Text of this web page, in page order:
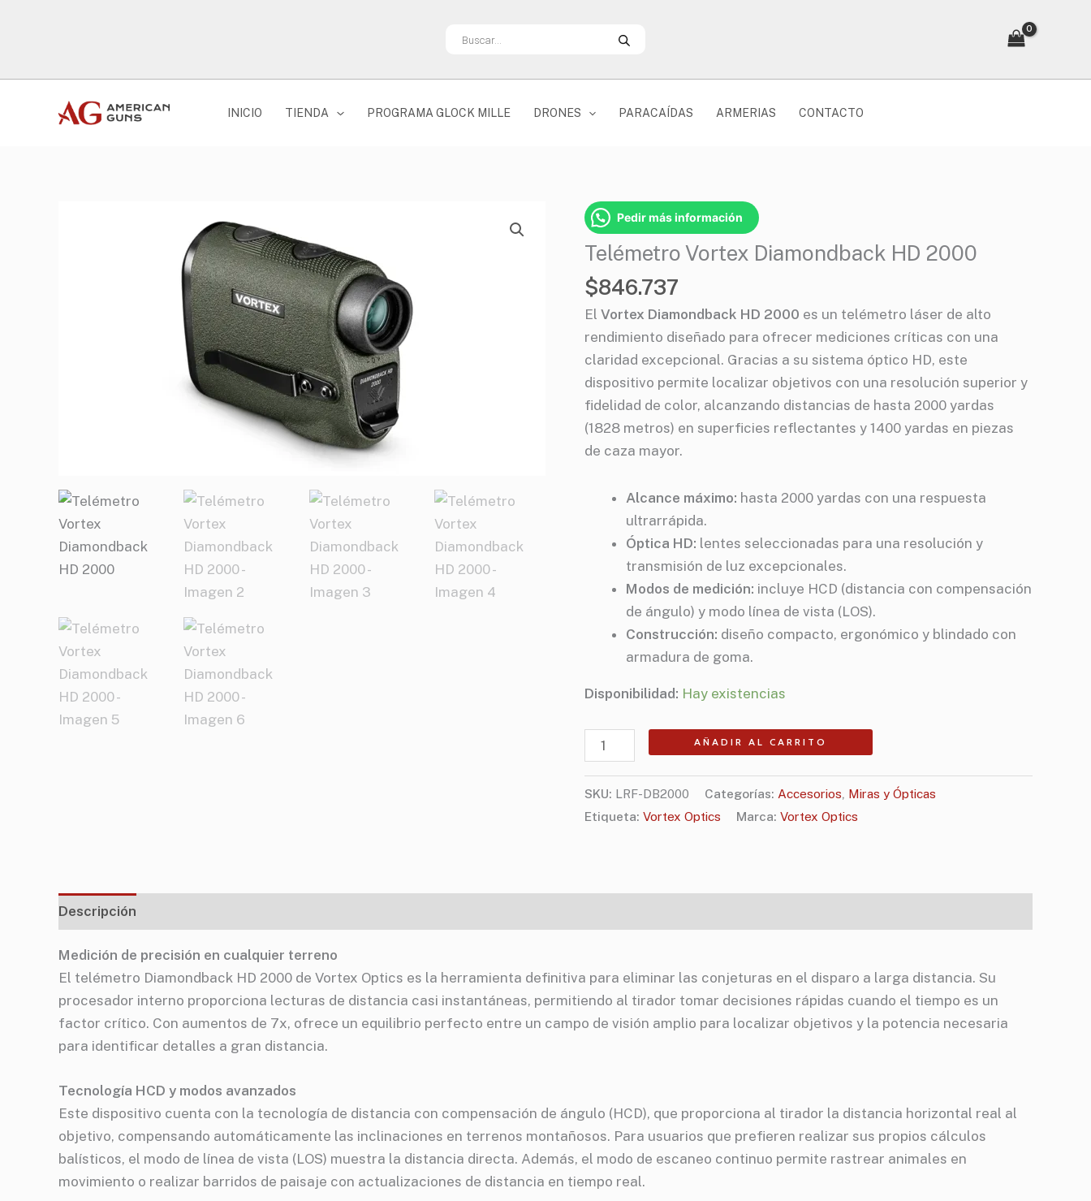
de
INICIO TIENDA PROGRAMA GLOCK MILLE DRONES PARACAÍDAS ARMERIAS CONTACTO
Pedir más información
Telémetro Vortex Diamondback HD 2000
$846.737
El Vortex Diamondback HD 2000 es un telémetro láser de alto
rendimiento diseñado para ofrecer mediciones críticas con una
claridad excepcional. Gracias a su sistema óptico HD, este
dispositivo permite localizar objetivos con una resolución superior y
fidelidad de color, alcanzando distancias de hasta 2000 yardas
(1828 metros) en superficies reflectantes y 1400 yardas en piezas
de caza mayor.
Alcance máximo: hasta 2000 yardas con una respuesta
ultrarrápida.
Óptica HD: lentes seleccionadas para una resolución y
transmisión de luz excepcionales.
Modos de medición: incluye HCD (distancia con compensación
de ángulo) y modo línea de vista (LOS).
Construcción: diseño compacto, ergonómico y blindado con
armadura de goma.
Disponibilidad: Hay existencias
Telémetro
Vortex
Diamondback
HD
2000
AÑADIR AL CARRITO
SKU: LRF-DB2000 Categorías: Accesorios, Miras y Ópticas
Etiqueta: Vortex Optics Marca: Vortex Optics
Descripción
Medición de precisión en cualquier terreno
El telémetro Diamondback HD 2000 de Vortex Optics es la herramienta definitiva para eliminar las conjeturas en el disparo a larga distancia. Su
procesador interno proporciona lecturas de distancia casi instantáneas, permitiendo al tirador tomar decisiones rápidas cuando el tiempo es un
factor crítico. Con aumentos de 7x, ofrece un equilibrio perfecto entre un campo de visión amplio para localizar objetivos y la potencia necesaria
para identificar detalles a gran distancia.
Tecnología HCD y modos avanzados
Este dispositivo cuenta con la tecnología de distancia con compensación de ángulo (HCD), que proporciona al tirador la distancia horizontal real al
objetivo, compensando automáticamente las inclinaciones en terrenos montañosos. Para usuarios que prefieren realizar sus propios cálculos
balísticos, el modo de línea de vista (LOS) muestra la distancia directa. Además, el modo de escaneo continuo permite rastrear animales en
movimiento o realizar barridos de paisaje con actualizaciones de distancia en tiempo real.